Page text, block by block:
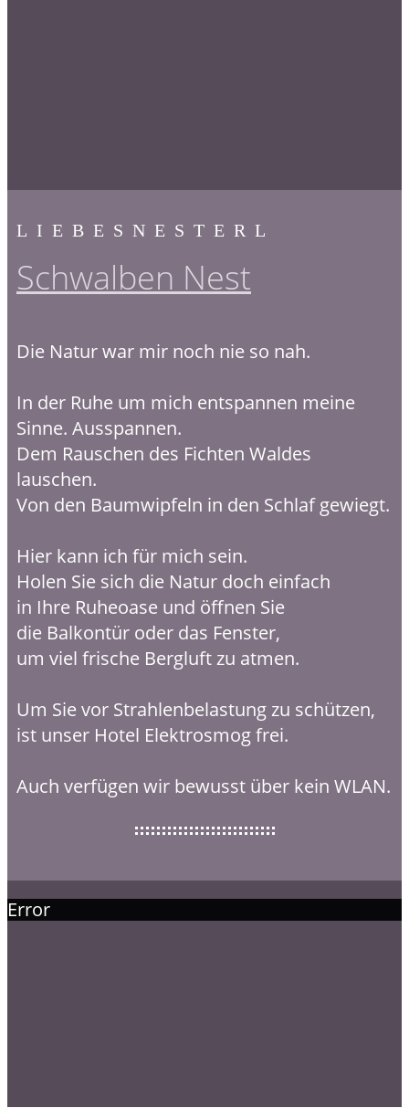
LIEBESNESTERL
Schwalben Nest
Die Natur war mir noch nie so nah.
In der Ruhe um mich entspannen meine
Sinne. Ausspannen.
Dem Rauschen des Fichten Waldes
lauschen.
Von den Baumwipfeln in den Schlaf gewiegt.
Hier kann ich für mich sein.
Holen Sie sich die Natur doch einfach
in Ihre Ruheoase und öffnen Sie
die Balkontür oder das Fenster,
um viel frische Bergluft zu atmen.
Um Sie vor Strahlenbelastung zu schützen,
ist unser Hotel Elektrosmog frei.
Auch verfügen wir bewusst über kein WLAN.
Error